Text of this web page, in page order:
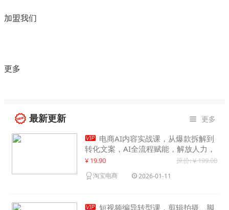
加盟我们
更多
最新更新  更多
 电商AI内容实战课，从爆款拆解到
转化文案，AI全流程赋能，解放人力，
单月节省内容成本数万元
¥ 19.90 原价: ¥ 199.00
淘宝电商 2026-01-11
短视频编导转型课，剪辑拍摄、脚